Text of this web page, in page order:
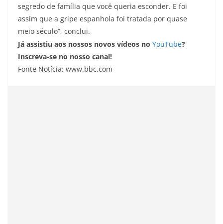
segredo de família que você queria esconder. E foi
assim que a gripe espanhola foi tratada por quase
meio século”, conclui.
Já assistiu aos nossos novos vídeos no YouTube?
Inscreva-se no nosso canal!
Fonte Notícia: www.bbc.com